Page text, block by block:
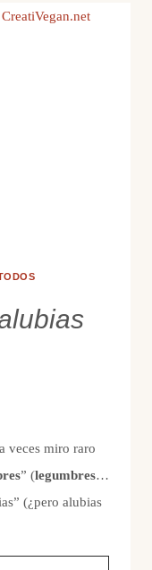
veces miro raro
” (legumbres…
(¿pero alubias